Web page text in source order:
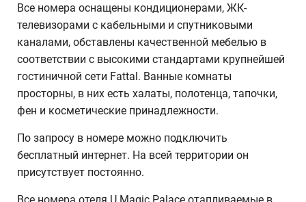
Все номера оснащены кондиционерами, ЖК-
телевизорами с кабельными и спутниковыми
каналами, обставлены качественной мебелью в
соответствии с высокими стандартами крупнейшей
гостиничной сети Fattal. Ванные комнаты
просторны, в них есть халаты, полотенца, тапочки,
фен и косметические принадлежности.
По запросу в номере можно подключить
бесплатный интернет. На всей территории он
присутствует постоянно.